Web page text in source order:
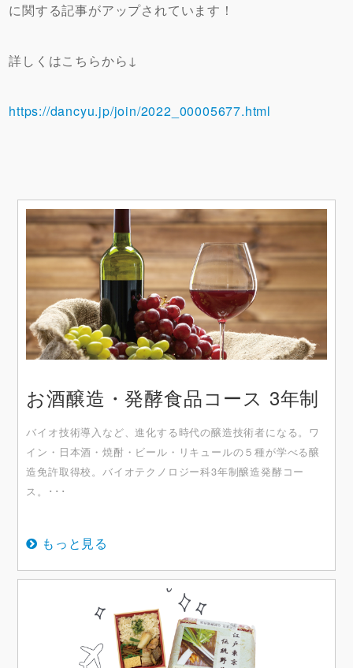
に関する記事がアップされています！
詳しくはこちらから↓
https://dancyu.jp/join/2022_00005677.html
お酒醸造・発酵食品コース 3年制
バイオ技術導入など、進化する時代の醸造技術者になる。ワ
イン・日本酒・焼酎・ビール・リキュールの５種が学べる醸
造免許取得校。バイオテクノロジー科3年制醸造発酵コー
ス。･･･
もっと見る